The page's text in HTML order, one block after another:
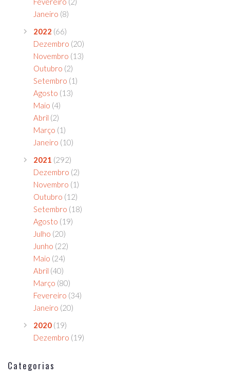
Janeiro (8)
2022 (66)
Dezembro (20)
Novembro (13)
Outubro (2)
Setembro (1)
Agosto (13)
Maio (4)
Abril (2)
Março (1)
Janeiro (10)
2021 (292)
Dezembro (2)
Novembro (1)
Outubro (12)
Setembro (18)
Agosto (19)
Julho (20)
Junho (22)
Maio (24)
Abril (40)
Março (80)
Fevereiro (34)
Janeiro (20)
2020 (19)
Dezembro (19)
Categorias